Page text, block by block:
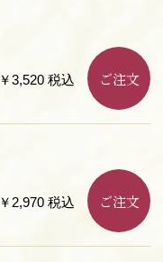
￥3,520 税込 ご注文
￥2,970 税込 ご注文